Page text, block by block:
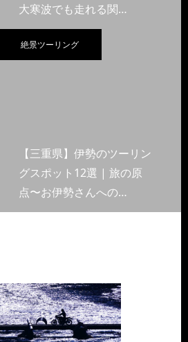
大寒波でも走れる関…
絶景ツーリング
【三重県】伊勢のツーリン
グスポット12選 | 旅の原
点〜お伊勢さんへの…